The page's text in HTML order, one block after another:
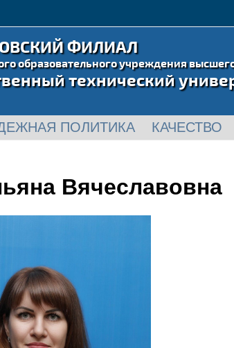
ФИЛИАЛ
образовательного учреждения
технический
ПОЛИТИКА КАЧЕСТВО
Вячеславовна